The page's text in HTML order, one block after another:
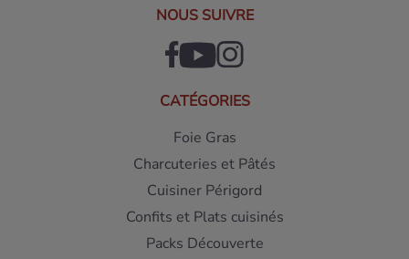
NOUS SUIVRE
CATÉGORIES
Foie Gras
Charcuteries et Pâtés
Cuisiner Périgord
Confits et Plats cuisinés
Packs Découverte